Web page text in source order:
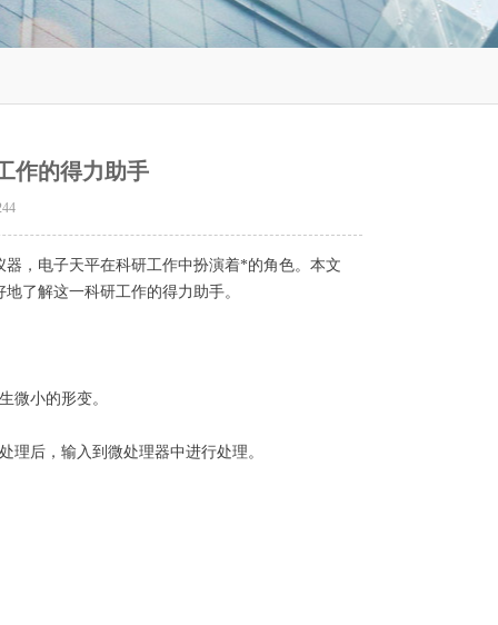
作的得力助手
，电子天平在科研工作中扮演着*的角色。本文
了解这一科研工作的得力助手。
微小的形变。
后，输入到微处理器中进行处理。